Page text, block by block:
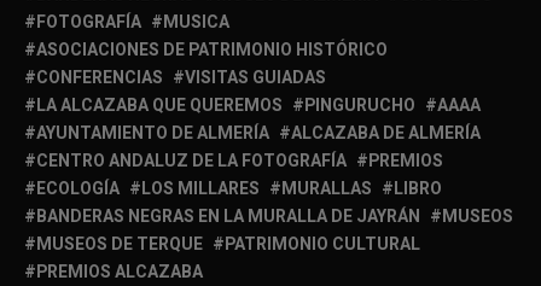
FOTOGRAFÍA
MUSICA
ASOCIACIONES DE PATRIMONIO HISTÓRICO
CONFERENCIAS
VISITAS GUIADAS
LA ALCAZABA QUE QUEREMOS
PINGURUCHO
AAAA
AYUNTAMIENTO DE ALMERÍA
ALCAZABA DE ALMERÍA
CENTRO ANDALUZ DE LA FOTOGRAFÍA
PREMIOS
ECOLOGÍA
LOS MILLARES MURALLAS
LIBRO
BANDERAS NEGRAS EN LA MURALLA DE JAYRÁN
MUSEOS
MUSEOS DE TERQUE
PATRIMONIO CULTURAL
PREMIOS ALCAZABA